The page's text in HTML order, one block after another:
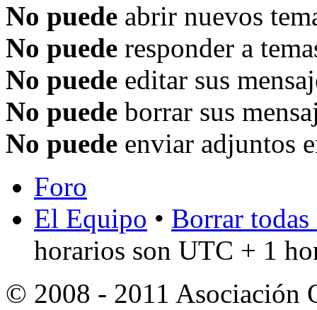
No puede abrir nuevos
No puede responder a
No puede editar sus
No puede borrar sus
No puede enviar adjuntos
Foro
El Equipo • Borrar
horarios son UTC + 1
© 2008 - 2011 Asociación